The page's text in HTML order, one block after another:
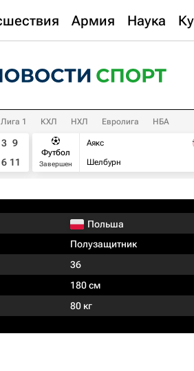
Армия Наука
Лига 1 КХЛ НХЛ Евролига НБА
3 9
6 11
Футбол
Завершен
Аякс
Шелбурн
Польша
Полузащитник
36
180 см
80 кг